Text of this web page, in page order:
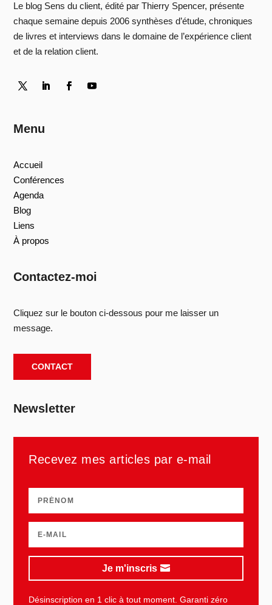
Le blog Sens du client, édité par Thierry Spencer, présente
chaque semaine depuis 2006 synthèses d’étude, chroniques
de livres et interviews dans le domaine de l’expérience client
et de la relation client.
Menu
Accueil
Conférences
Agenda
Blog
Liens
À propos
Contactez-moi
Cliquez sur le bouton ci-dessous pour me laisser un
message.
CONTACT
Newsletter
Recevez mes articles par e-mail
Je m'inscris
Désinscription en 1 clic à tout moment. Garanti zéro